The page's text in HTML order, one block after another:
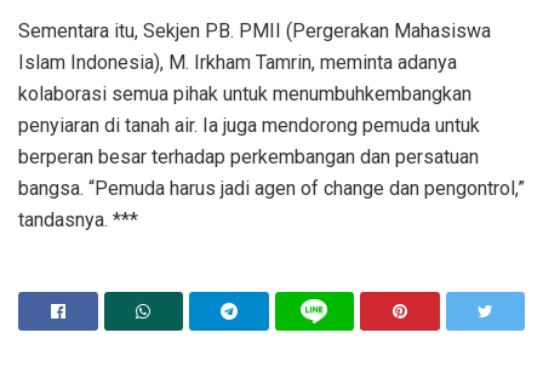
Sementara itu, Sekjen PB. PMII (Pergerakan Mahasiswa
Islam Indonesia), M. Irkham Tamrin, meminta adanya
kolaborasi semua pihak untuk menumbuhkembangkan
penyiaran di tanah air. Ia juga mendorong pemuda untuk
berperan besar terhadap perkembangan dan persatuan
bangsa. “Pemuda harus jadi agen of change dan pengontrol,”
tandasnya. ***